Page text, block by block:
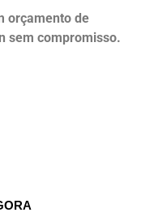
orçamento de
sem compromisso.